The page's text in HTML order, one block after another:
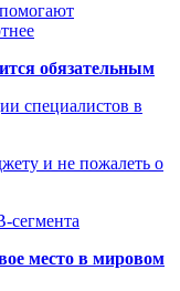
обязательным
специалистов в
и не пожалеть о
сегмента
место в мировом